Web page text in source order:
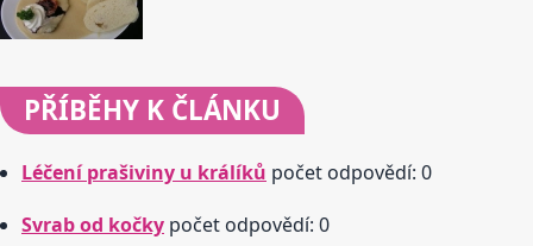
PŘÍBĚHY K ČLÁNKU
Léčení prašiviny u králíků počet odpovědí: 0
Svrab od kočky počet odpovědí: 0